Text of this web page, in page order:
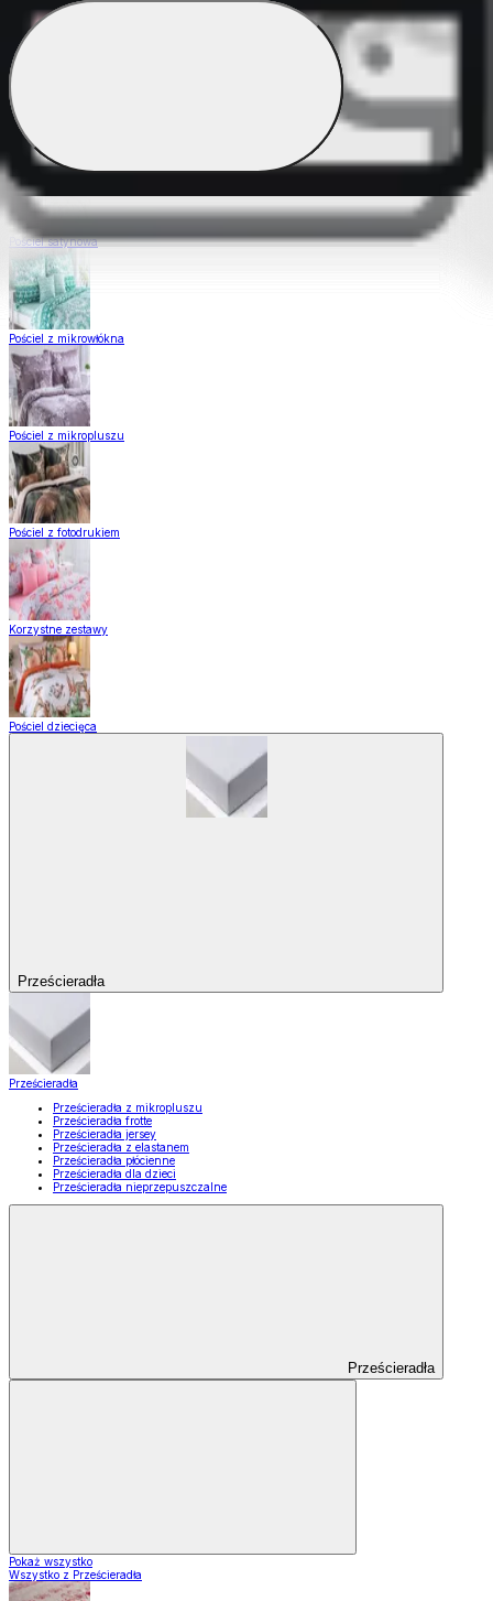
Pościel Dual Feel
Pościel z gładkiej bawełny
Pościel satynowa
Pościel z mikrowłókna
Pościel z mikropluszu
Pościel z fotodrukiem
Korzystne zestawy
Pościel dziecięca
Prześcieradła
Prześcieradła
Prześcieradła z mikropluszu
Prześcieradła frotte
Prześcieradła jersey
Prześcieradła z elastanem
Prześcieradła płócienne
Prześcieradła dla dzieci
Prześcieradła nieprzepuszczalne
Prześcieradła
Pokaż wszystko
Wszystko z Prześcieradła